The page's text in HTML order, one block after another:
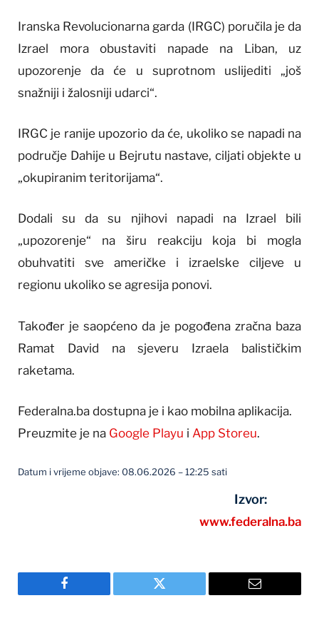
Iranska Revolucionarna garda (IRGC) poručila je da
Izrael mora obustaviti napade na Liban, uz
upozorenje da će u suprotnom uslijediti „još
snažniji i žalosniji udarci“.
IRGC je ranije upozorio da će, ukoliko se napadi na
područje Dahije u Bejrutu nastave, ciljati objekte u
„okupiranim teritorijama“.
Dodali su da su njihovi napadi na Izrael bili
„upozorenje“ na širu reakciju koja bi mogla
obuhvatiti sve američke i izraelske ciljeve u
regionu ukoliko se agresija ponovi.
Također je saopćeno da je pogođena zračna baza
Ramat David na sjeveru Izraela balističkim
raketama.
Federalna.ba dostupna je i kao mobilna aplikacija.
Preuzmite je na Google Playu i App Storeu.
Datum i vrijeme objave: 08.06.2026 – 12:25 sati
Izvor:
www.federalna.ba
Facebook Twitter Email